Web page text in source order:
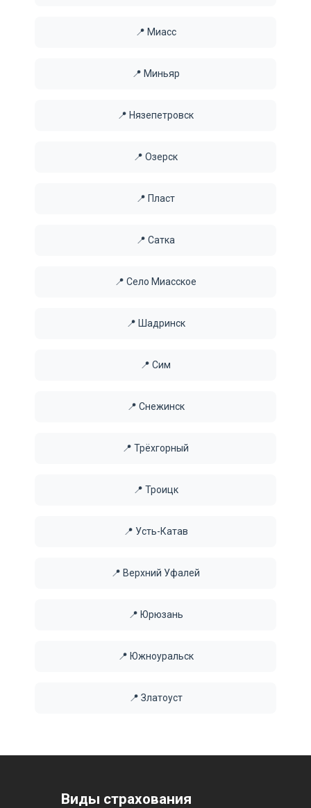
📍 Миасс
📍 Миньяр
📍 Нязепетровск
📍 Озерск
📍 Пласт
📍 Сатка
📍 Село Миасское
📍 Шадринск
📍 Сим
📍 Снежинск
📍 Трёхгорный
📍 Троицк
📍 Усть-Катав
📍 Верхний Уфалей
📍 Юрюзань
📍 Южноуральск
📍 Златоуст
Виды страхования